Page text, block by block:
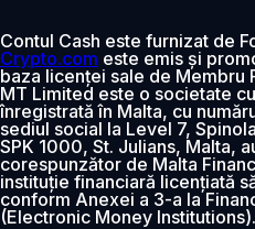
Contul Cash este furnizat de
Crypto.com este emis și
baza licenței sale de Membru
MT Limited este o societate
înregistrată în Malta, cu
sediul social la Level 7,
SPK 1000, St. Julians, Malta,
corespunzător de Malta
instituție financiară licențiată
conform Anexei a 3-a la
(Electronic Money Institutions).